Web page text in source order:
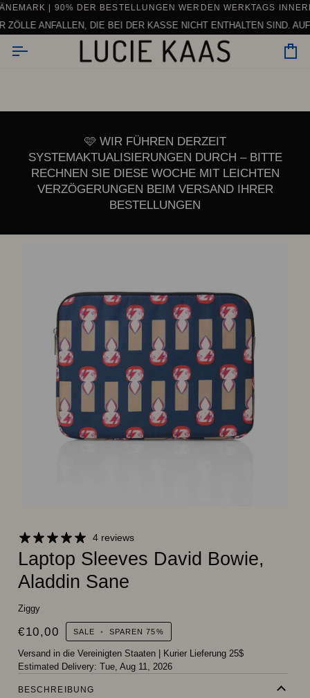
Zum
Inhalt
springen
KOSTENLOSER VERSAND BEI BESTELLUNGEN AB 150 €
| 90% DER BESTELLUNGEN WERDEN WERKTAGS
ANFALLEN, DIE BEI DER KASSE NICHT ENTHALTEN SIND.
🩷 WIR FÜHREN DERZEIT
SYSTEMAKTUALISIERUNGEN DURCH – BITTE
RECHNEN SIE DIESE WOCHE MIT LEICHTEN
VERZÖGERUNGEN BEIM VERSAND IHRER
BESTELLUNGEN
4 reviews
Laptop Sleeves David Bowie,
Aladdin Sane
Ziggy
€10,00 SALE • SPAREN75%
Versand in die Vereinigten Staaten
Kurier Lieferung 25$
Estimated Delivery: Tue, Aug 11, 2026
BESCHREIBUNG